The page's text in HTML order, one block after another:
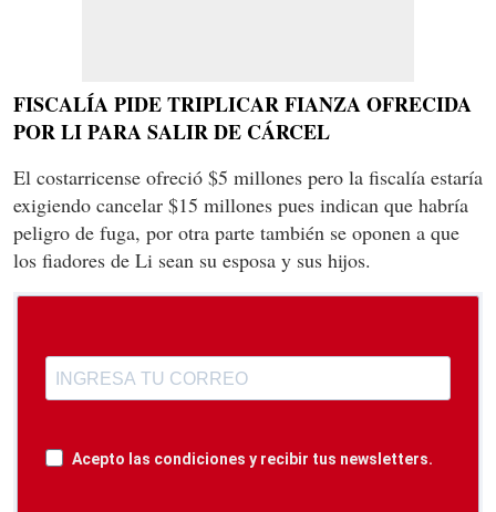
FISCALÍA PIDE TRIPLICAR FIANZA OFRECIDA
POR LI PARA SALIR DE CÁRCEL
El costarricense ofreció $5 millones pero la fiscalía estaría
exigiendo cancelar $15 millones pues indican que habría
peligro de fuga, por otra parte también se oponen a que
los fiadores de Li sean su esposa y sus hijos.
Acepto las condiciones y recibir tus newsletters.